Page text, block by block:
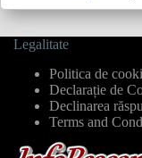
Legalitate
Politica de
Declarație de
Declinarea
Terms and